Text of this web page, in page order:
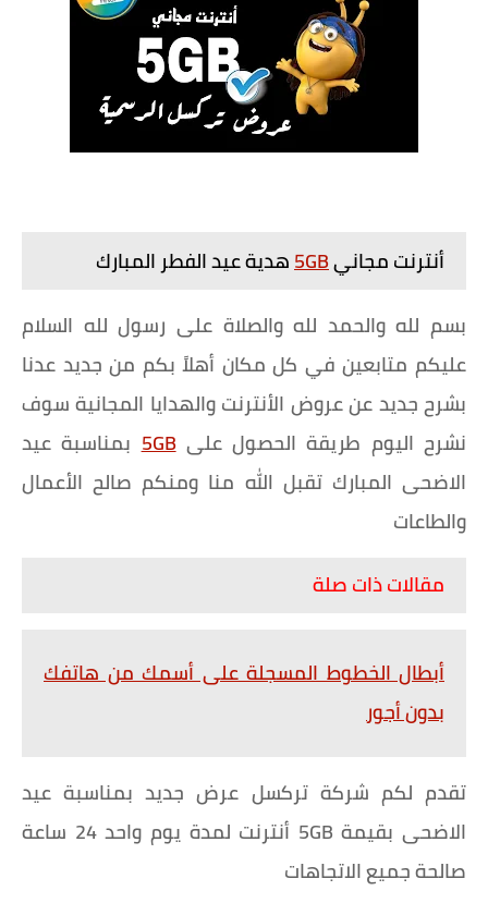
أنترنت مجاني5GBهدية عيد الفطر المبارك
بسم لله والحمد لله والصلاة على رسول لله السلام
عليكم متابعين في كل مكان أهلاً بكم من جديد عدنا
بشرح جديد عن عروض الأنترنت والهدايا المجانية سوف
نشرح اليوم طريقة الحصول على5GBبمناسبة عيد
الاضحى المبارك تقبل الله منا ومنكم صالح الأعمال
والطاعات
مقالات ذات صلة
أبطال الخطوط المسجلة على أسمك من هاتفك
بدون أجور
تقدم لكم شركة تركسل عرض جديد بمناسبة عيد
الاضحى بقيمة 5GB أنترنت لمدة يوم واحد 24 ساعة
صالحة جميع الاتجاهات